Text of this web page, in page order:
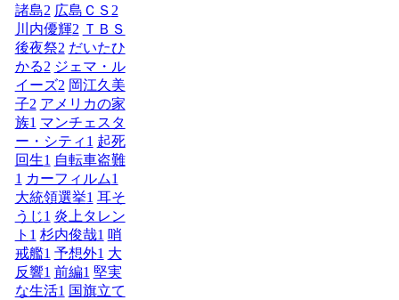
諸島2 広島ＣＳ 2
川内優輝2 ＴＢＳ
後夜祭2 だいたひ
かる2 ジェマ・ル
イーズ2 岡江久美
子2 アメリカの家
族1 マンチェスタ
ー・シティ 1 起死
回生1 自転車盗難
1 カーフィルム1
大統領選挙1 耳そ
うじ1 炎上タレン
ト 1 杉内俊哉1 哨
戒艦1 予想外1 大
反響1 前編1 堅実
な生活1 国旗立て